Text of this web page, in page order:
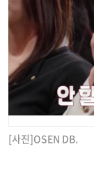
[사진]OSEN DB.